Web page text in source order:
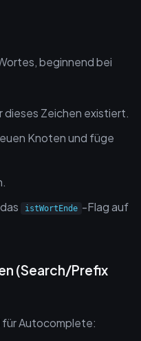
beginnend bei
dieses Zeichen existiert.
Knoten und füge
istWortEnde -Flag auf
(Search/Prefix
für Autocomplete: